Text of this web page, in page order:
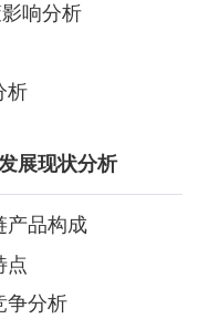
响分析
析
展现状分析
产品构成
点
争分析